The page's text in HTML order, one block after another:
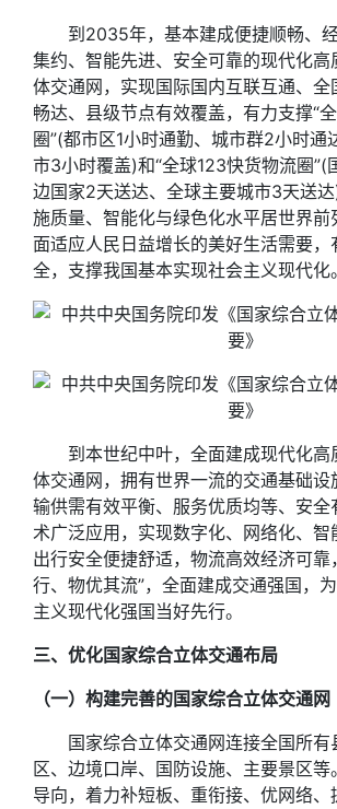
到2035年，基本建成便捷顺畅、
集约、智能先进、安全可靠的现代化高
体交通网，实现国际国内互联互通、全
畅达、县级节点有效覆盖，有力支撑“
圈”(都市区1小时通勤、城市群2小时通
市3小时覆盖)和“全球123快货物流圈”(
边国家2天送达、全球主要城市3天送
施质量、智能化与绿色化水平居世界前
面适应人民日益增长的美好生活需要，
全，支撑我国基本实现社会主义现代化。
到本世纪中叶，全面建成现代化高
体交通网，拥有世界一流的交通基础设
输供需有效平衡、服务优质均等、安全
术广泛应用，实现数字化、网络化、智
出行安全便捷舒适，物流高效经济可靠
行、物优其流”，全面建成交通强国，
主义现代化强国当好先行。
三、优化国家综合立体交通布局
（一）构建完善的国家综合立体交通网
国家综合立体交通网连接全国所有
区、边境口岸、国防设施、主要景区等
导向，着力补短板、重衔接、优网络、